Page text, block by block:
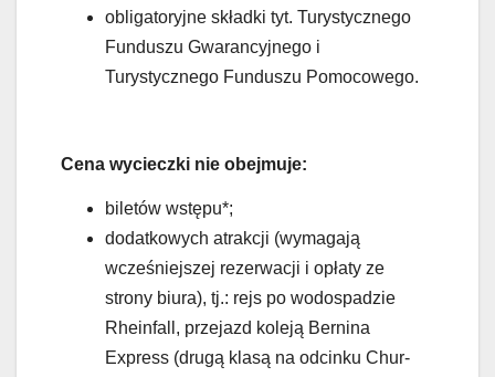
obligatoryjne składki tyt. Turystycznego
Funduszu Gwarancyjnego i
Turystycznego Funduszu Pomocowego.
Cena wycieczki nie obejmuje:
biletów wstępu*;
dodatkowych atrakcji (wymagają
wcześniejszej rezerwacji i opłaty ze
strony biura), tj.: rejs po wodospadzie
Rheinfall, przejazd koleją Bernina
Express (drugą klasą na odcinku Chur-